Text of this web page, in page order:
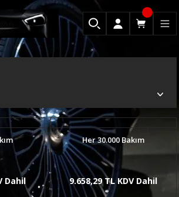
Dahil
Her 30.000 Bakım
9.658,29 TL KDV Dahil